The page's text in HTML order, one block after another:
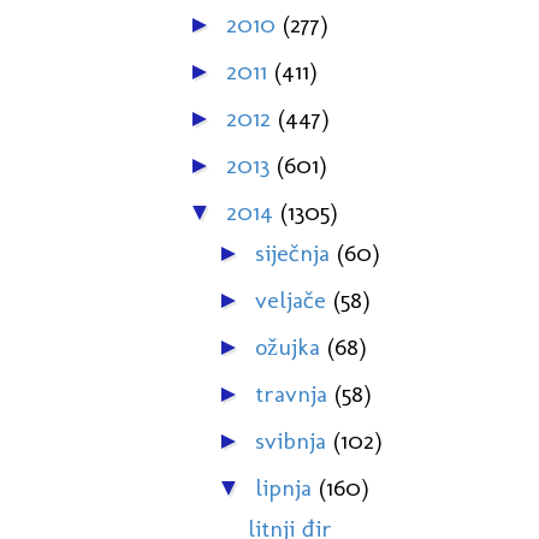
► 2010 (277)
► 2011 (411)
► 2012 (447)
► 2013 (601)
▼ 2014 (1305)
► siječnja (60)
► veljače (58)
► ožujka (68)
► travnja (58)
► svibnja (102)
▼ lipnja (160)
litnji đir